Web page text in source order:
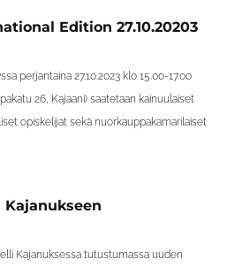
Edition 27.10.20203
perjantaina 27.10.2023 klo 15.00-17.00
26, Kajaani) saatetaan kainuulaiset
opiskelijat sekä nuorkauppakamarilaiset
Kajanuksessa tutustumassa uuden